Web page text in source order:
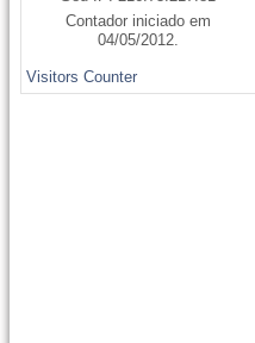
Contador iniciado em
04/05/2012.
Visitors Counter